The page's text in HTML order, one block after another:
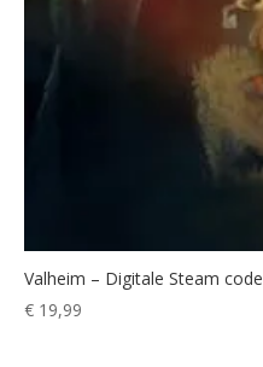
Valheim – Digitale Steam code
€ 19,99